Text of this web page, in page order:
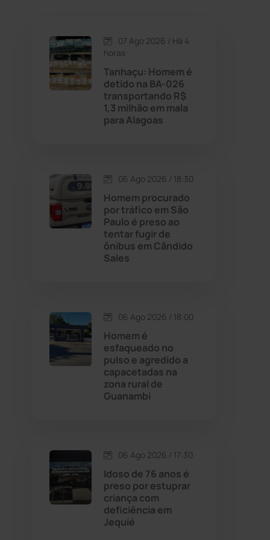
Caetité (1504)
Candiba (157)
Cândido Sales
Caturama
Chapada Diamantina
Cordeiros
Dom Basílio
Érico Cardoso
Esportes
07 Ago 2026 / Há 4
horas
Tanhaçu: Homem é
detido na BA-026
transportando R$
1,3 milhão em mala
para Alagoas
06 Ago 2026 / 18:30
Homem procurado
por tráfico em São
Paulo é preso ao
tentar fugir de
ônibus em Cândido
Sales
06 Ago 2026 / 18:00
Homem é
esfaqueado no
pulso e agredido a
capacetadas na
zona rural de
Guanambi
06 Ago 2026 / 17:30
Idoso de 76 anos é
preso por estuprar
criança com
deficiência em
Jequié